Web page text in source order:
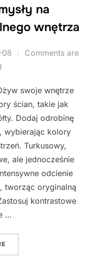
na
wnętrza
08
Comments are
swoje wnętrze
ścian, takie jak
Dodaj odrobinę
wybierając kolory
Turkusowy,
ale jednocześnie
odcienie
tworząc oryginalną
kontrastowe
…